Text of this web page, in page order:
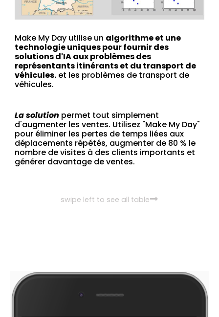
Make My Day utilise un algorithme et une
technologie uniques pour fournir des
solutions d'IA aux problèmes des
représentants itinérants et du transport de
véhicules. et les problèmes de transport de
véhicules.
La solution permet tout simplement
d'augmenter les ventes. Utilisez "Make My Day"
pour éliminer les pertes de temps liées aux
déplacements répétés, augmenter de 80 % le
nombre de visites à des clients importants et
générer davantage de ventes.
swipe left to see all table